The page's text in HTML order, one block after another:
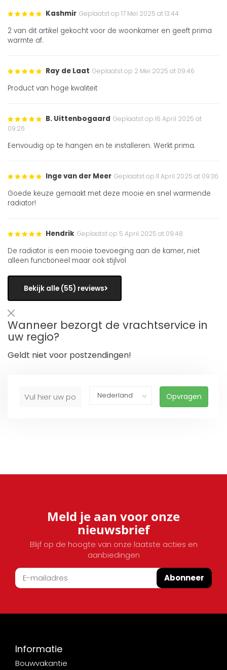
Kashmir Geplaatst op 17 Mei 2025 at 13:44
2 van dit artikel gekocht voor de woonkamer en geeft prima
warmte af.
Ray de Laat Geplaatst op 2 Mei 2025 at 09:46
Product van hoge kwaliteit
B. Uittenbogaard Geplaatst op 16 April 2025 at
09:26
Eenvoudig op te hangen en te installeren. Werkt prima.
Inge van der Meer Geplaatst op 11 April 2025 at 09:36
Goede keuze gemaakt met deze mooie en snel warmende
radiator!
Hendrik Geplaatst op 5 April 2025 at 09:48
De radiator is een mooie toevoeging aan de kamer, niet
alleen functioneel maar ook stijlvol
Bekijk alle (55) reviews
Wanneer bezorgt de vrachtservice in
uw regio?
Geldt niet voor postzendingen!
Opvragen
Meld je aan voor onze
nieuwsbrief
Blijf op de hoogte van onze laatste acties en
aanbiedingen
Abonneer
Informatie
Bouwvakantie